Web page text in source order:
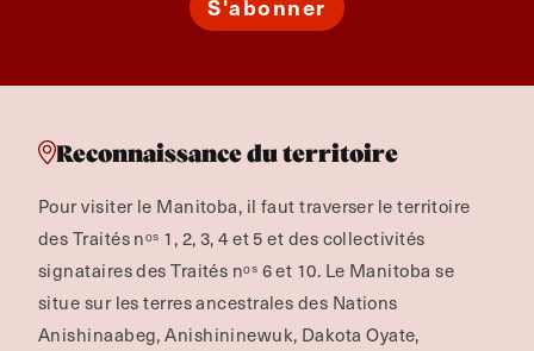
S'abonner
Reconnaissance du territoire
Pour visiter le Manitoba, il faut traverser le territoire
des Traités nᵒˢ 1, 2, 3, 4 et 5 et des collectivités
signataires des Traités nᵒˢ 6 et 10. Le Manitoba se
situe sur les terres ancestrales des Nations
Anishinaabeg, Anishininewuk, Dakota Oyate,